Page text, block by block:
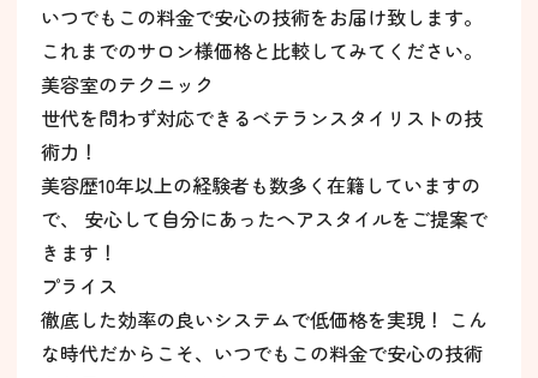
いつでもこの料金で安心の技術をお届け致します。
これまでのサロン様価格と比較してみてください。
美容室のテクニック
世代を問わず対応できるベテランスタイリストの技
術力！
美容歴10年以上の経験者も数多く在籍していますの
で、 安心して自分にあったヘアスタイルをご提案で
きます！
プライス
徹底した効率の良いシステムで低価格を実現！ こん
な時代だからこそ、いつでもこの料金で安心の技術